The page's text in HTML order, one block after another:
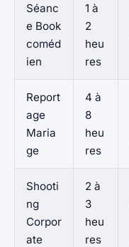
Séanc
e Book
coméd
ien
1 à
2
heu
res
Report
age
Maria
ge
4 à
8
heu
res
Shooti
ng
Corpor
ate
2 à
3
heu
res